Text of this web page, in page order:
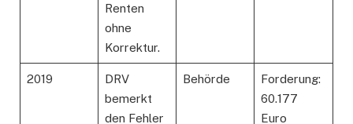
Renten
ohne
Korrektur.
2019
DRV
bemerkt
den Fehler
Behörde
Forderung:
60.177
Euro